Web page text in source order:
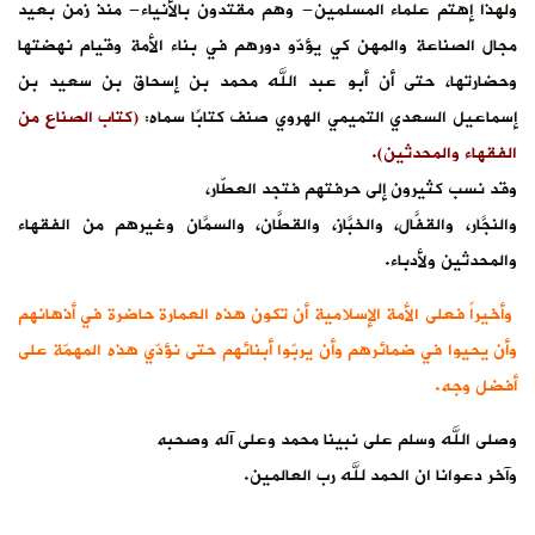
منذ زمن بعيد
وقيام نهضتها
بن سعيد بن
(كتاب الصناع من
من الفقهاء
حاضرة في أذهانهم
هذه المهمّة على